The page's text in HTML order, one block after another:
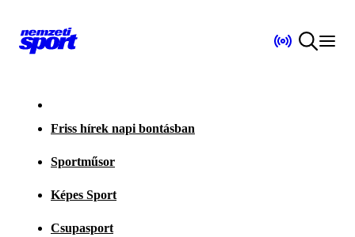
Friss hírek napi bontásban
Sportműsor
Képes Sport
Csupasport